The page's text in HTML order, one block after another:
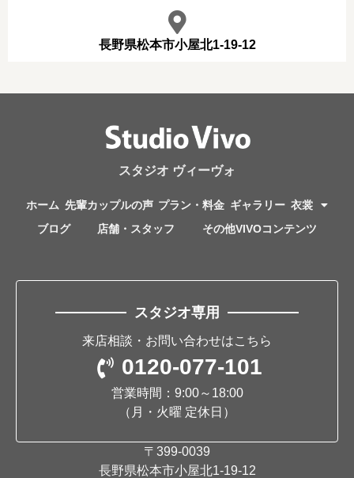
長野県松本市小屋北1-19-12
スタジオ ヴィーヴォ
ホーム 先輩カップルの声 プラン・料金 ギャラリー 衣裳
ブログ
店舗・スタッフ その他VIVOコンテンツ
スタジオ専用
来店相談・お問い合わせはこちら
0120-077-101
営業時間：9:00～18:00
（月・火曜 定休日）
〒399-0039
長野県松本市小屋北1-19-12